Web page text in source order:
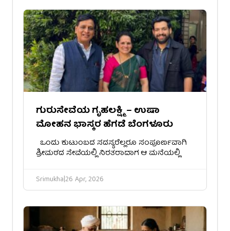
ಗುರುಸೇವೆಯ ಗೃಹಲಕ್ಷ್ಮಿ – ಉಷಾ
ಮೋಹನ ಭಾಸ್ಕರ ಹೆಗಡೆ ಬೆಂಗಳೂರು
​ಒಂದು ಕುಟುಂಬದ ಸದಸ್ಯರೆಲ್ಲರೂ ಸಂಪೂರ್ಣವಾಗಿ
ಶ್ರೀಮಠದ ಸೇವೆಯಲ್ಲಿ ನಿರತರಾದಾಗ ಆ ಮನೆಯಲ್ಲಿ
Srimukha|26 Apr, 2026